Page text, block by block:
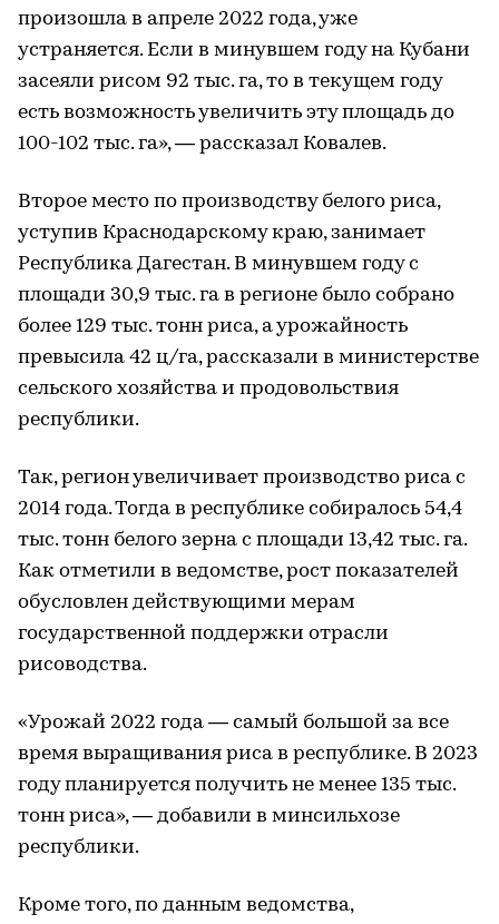
произошла в апреле 2022 года, уже
устраняется. Если в минувшем году на Кубани
засеяли рисом 92 тыс. га, то в текущем году
есть возможность увеличить эту площадь до
100-102 тыс. га», — рассказал Ковалев.
Второе место по производству белого риса,
уступив Краснодарскому краю, занимает
Республика Дагестан. В минувшем году с
площади 30,9 тыс. га в регионе было собрано
более 129 тыс. тонн риса, а урожайность
превысила 42 ц/га, рассказали в министерстве
сельского хозяйства и продовольствия
республики.
Так, регион увеличивает производство риса с
2014 года. Тогда в республике собиралось 54,4
тыс. тонн белого зерна с площади 13,42 тыс. га.
Как отметили в ведомстве, рост показателей
обусловлен действующими мерам
государственной поддержки отрасли
рисоводства.
«Урожай 2022 года — самый большой за все
время выращивания риса в республике. В 2023
году планируется получить не менее 135 тыс.
тонн риса», — добавили в минсильхозе
республики.
Кроме того, по данным ведомства,